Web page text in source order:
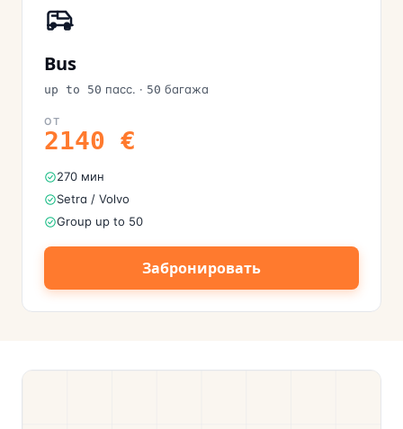
Bus
up to 50 пасс. · 50 багажа
ОТ
2140 €
270 мин
Setra / Volvo
Group up to 50
Забронировать